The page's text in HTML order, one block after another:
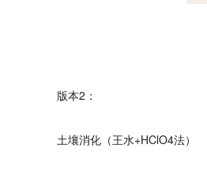
版本2：
土壤消化（王水+HClO4法）